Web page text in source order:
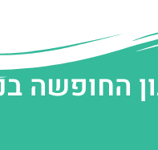
החופשה